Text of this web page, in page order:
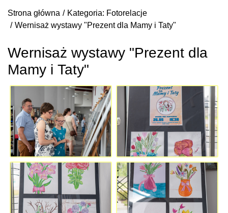
Strona główna
Kategoria: Fotorelacje
Wernisaż wystawy "Prezent dla Mamy i Taty"
Wernisaż wystawy "Prezent dla
Mamy i Taty"